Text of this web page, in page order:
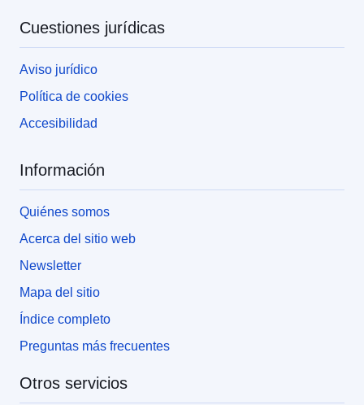
Cuestiones jurídicas
Aviso jurídico
Política de cookies
Accesibilidad
Información
Quiénes somos
Acerca del sitio web
Newsletter
Mapa del sitio
Índice completo
Preguntas más frecuentes
Otros servicios